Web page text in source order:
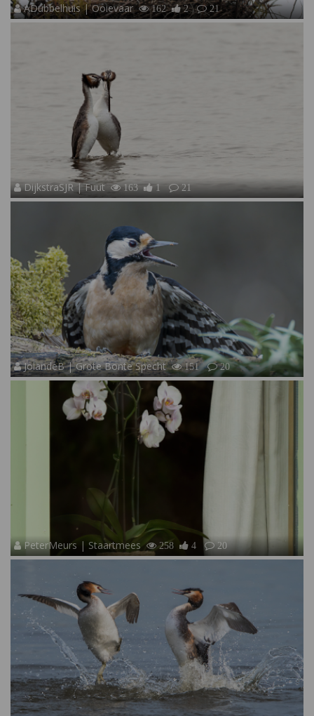
ADubbelhuis | Ooievaar 162 2 21
DijkstraSJR | Fuut 163 1 21
JolandeB | Grote Bonte Specht 151 20
PeterMeurs | Staartmees 258 4 20